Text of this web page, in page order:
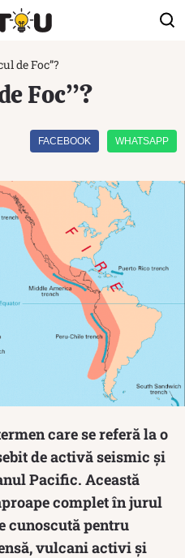
de Foc”?
Foc”?
FACEBOOK WHATSAPP
care se referă la o
de activă seismic și
Pacific. Această
complet în jurul
cunoscută pentru
vulcani activi și